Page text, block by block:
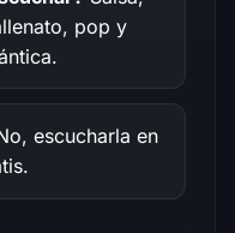
pop y
escucharla en